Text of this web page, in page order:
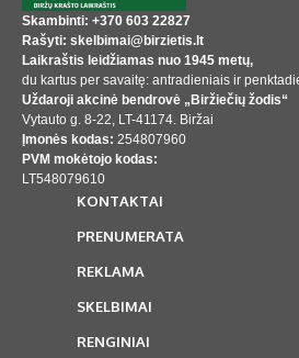
Skambinti: +370 603 22827
Rašyti: skelbimai@birzietis.lt
Laikraštis leidžiamas nuo 1945 metų,
du kartus per savaitę: antradieniais ir
Uždaroji akcinė bendrovė „Biržiečių žodis“
Vytauto g. 8-22, LT-41174. Biržai
Įmonės kodas: 254807960
PVM mokėtojo kodas:
LT548079610
KONTAKTAI
PRENUMERATA
REKLAMA
SKELBIMAI
RENGINIAI